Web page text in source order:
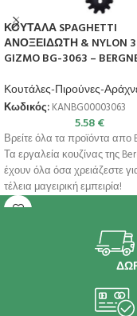
ΚΟΥΤΑΛΑ SPAGHETTI
ΑΝΟΞΕΙΔΩΤΗ & NYLON
GIZMO BG-3063 –
Κουτάλες-Πιρούνες-
Κωδικός: KANBG00003063
5.58€
Βρείτε όλα τα προϊόντα απο
Τα εργαλεία κουζίνας της
έχουν όλα όσα χρειάζεστε
τέλεια μαγειρική εμπειρία!